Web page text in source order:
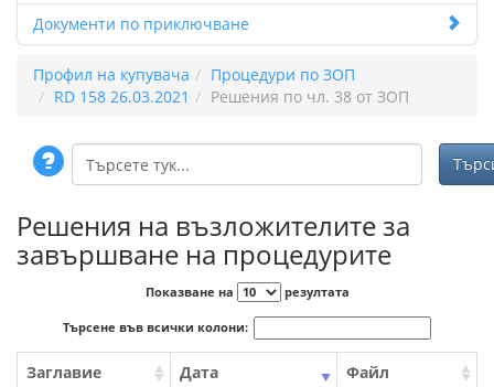
Документи по приключване
Профил на купувача
Процедури по ЗОП
RD 158 26.03.2021
Решения по чл. 38 от ЗОП
Решения на възложителите за
завършване на процедурите
Показване на резултата
Търсене във всички колони:
Заглавие Дата Файл